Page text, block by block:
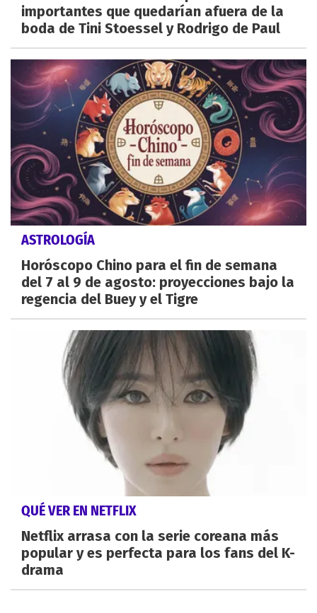
importantes que quedarían afuera de la
boda de Tini Stoessel y Rodrigo de Paul
ASTROLOGÍA
Horóscopo Chino para el fin de semana
del 7 al 9 de agosto: proyecciones bajo la
regencia del Buey y el Tigre
QUÉ VER EN NETFLIX
Netflix arrasa con la serie coreana más
popular y es perfecta para los fans del K-
drama